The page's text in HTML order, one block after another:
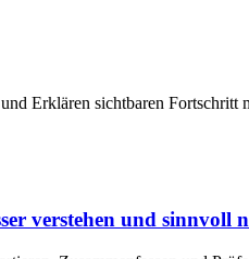
Erklären sichtbaren Fortschritt
verstehen und sinnvoll